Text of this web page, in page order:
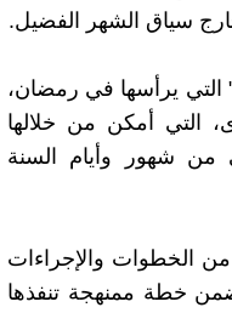
خارج سياق الشهر الفضيل.
التي يرأسها في رمضان،
التي أمكن من خلالها
من شهور وأيام السنة
الخطوات والإجراءات
خطة ممنهجة تنفذها